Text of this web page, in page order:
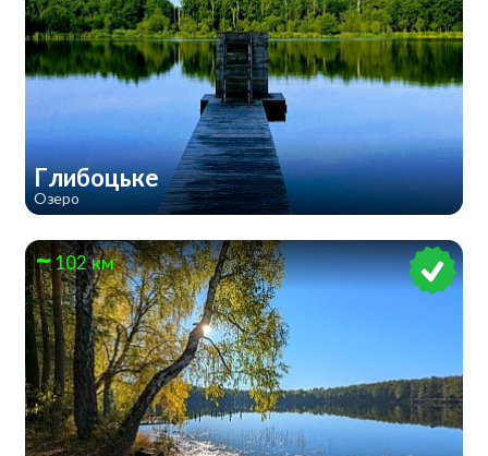
Глибоцьке
Озеро
102 км